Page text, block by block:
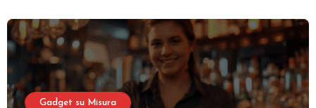
Gadget su Misura